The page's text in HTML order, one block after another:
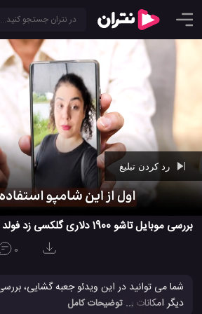
Ad -
بررسی موبایل تاشو 1900 دلاری گلکسی زد فولد 4 سامسونگ
0
شما می توانید در این ویدئو جعبه گشایی،
... توضیحات کامل